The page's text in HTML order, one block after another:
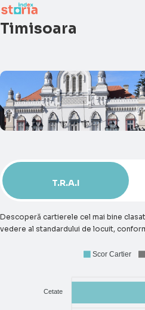
Timisoara
T.R.A.I
Descoperă cartierele cel mai bine
vedere al standardului de locuit, conform
Cetate
Scor Cartier